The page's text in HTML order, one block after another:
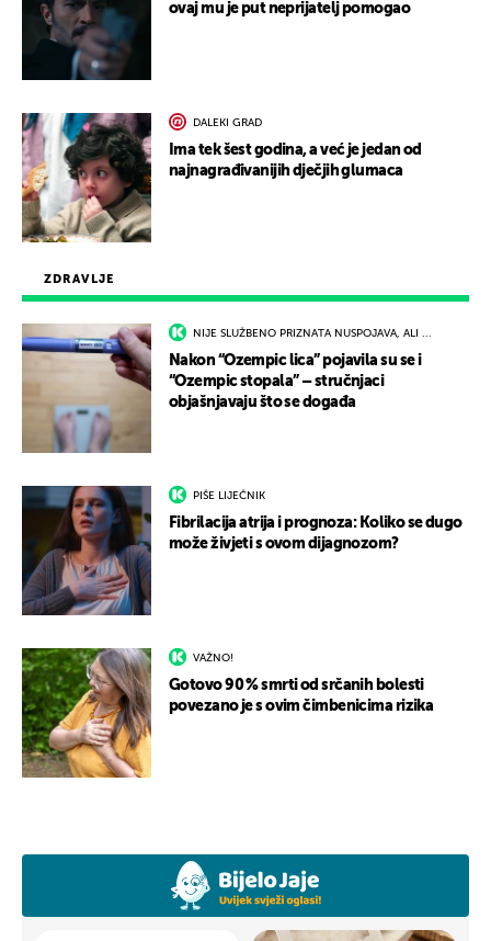
ZDRAVLJE
NIJE SLUŽBENO PRIZNATA NUSPOJAVA, ALI ...
Nakon “Ozempic lica” pojavila su se i
“Ozempic stopala” – stručnjaci
objašnjavaju što se događa
PIŠE LIJEČNIK
Fibrilacija atrija i prognoza: Koliko se dugo
može živjeti s ovom dijagnozom?
VAŽNO!
Gotovo 90 % smrti od srčanih bolesti
povezano je s ovim čimbenicima rizika
ovaj mu je put neprijatelj pomogao
DALEKI GRAD
Ima tek šest godina, a već je jedan od
najnagrađivanijih dječjih glumaca